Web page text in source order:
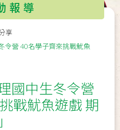
報導
享
令營 40名學子齊來挑戰魷魚
國中生冬令營
戰魷魚遊戲 期